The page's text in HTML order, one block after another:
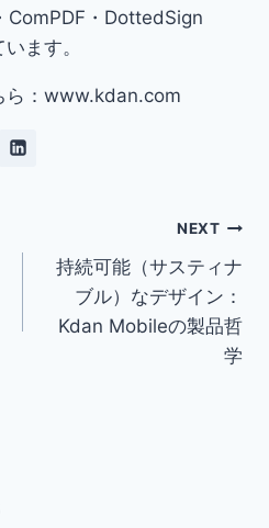
ComPDF・DottedSign
ます。
ら：www.kdan.com
NEXT
持続可能（サスティナ
ブル）なデザイン：
Kdan Mobileの製品哲
学